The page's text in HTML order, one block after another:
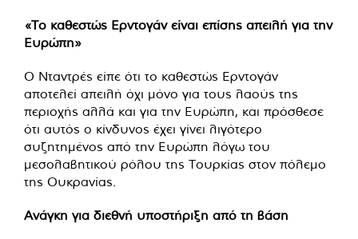
«Το καθεστώς Ερντογάν είναι επίσης απειλή για την
Ευρώπη»
Ο Νταντρές είπε ότι το καθεστώς Ερντογάν
αποτελεί απειλή όχι μόνο για τους λαούς της
περιοχής αλλά και για την Ευρώπη, και πρόσθεσε
ότι αυτός ο κίνδυνος έχει γίνει λιγότερο
συζητημένος από την Ευρώπη λόγω του
μεσολαβητικού ρόλου της Τουρκίας στον πόλεμο
της Ουκρανίας.
Ανάγκη για διεθνή υποστήριξη από τη βάση